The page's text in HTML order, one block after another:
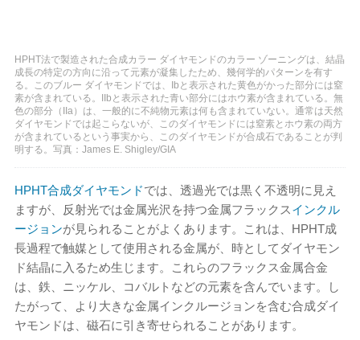
HPHT法で製造された合成カラー ダイヤモンドのカラー ゾーニングは、結晶
成長の特定の方向に沿って元素が凝集したため、幾何学的パターンを有す
る。このブルー ダイヤモンドでは、Ibと表示された黄色がかった部分には窒
素が含まれている。IIbと表示された青い部分にはホウ素が含まれている。無
色の部分（IIa）は、一般的に不純物元素は何も含まれていない。通常は天然
ダイヤモンドでは起こらないが、このダイヤモンドには窒素とホウ素の両方
が含まれているという事実から、このダイヤモンドが合成石であることが判
明する。写真：James E. Shigley/GIA
HPHT合成ダイヤモンドでは、透過光では黒く不透明に見え
ますが、反射光では金属光沢を持つ金属フラックスインクル
ージョンが見られることがよくあります。これは、HPHT成
長過程で触媒として使用される金属が、時としてダイヤモン
ド結晶に入るため生じます。これらのフラックス金属合金
は、鉄、ニッケル、コバルトなどの元素を含んでいます。し
たがって、より大きな金属インクルージョンを含む合成ダイ
ヤモンドは、磁石に引き寄せられることがあります。